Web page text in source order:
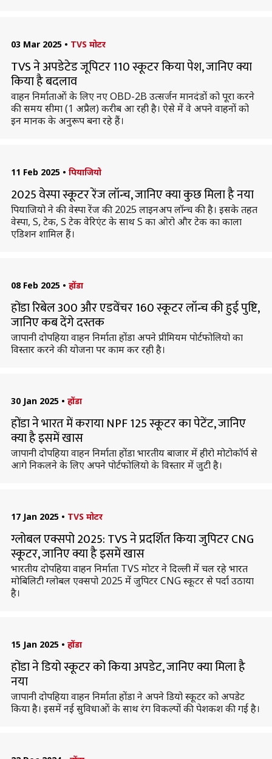
03 Mar 2025 • TVS मोटर
TVS ने अपडेटेड जूपिटर 110 स्कूटर किया पेश, जानिए क्या
किया है बदलाव
वाहन निर्माताओं के लिए नए OBD-2B उत्सर्जन मानदंडों को पूरा करने
की समय सीमा (1 अप्रैल) करीब आ रही है। ऐसे में वे अपने वाहनों को
इन मानक के अनुरूप बना रहे हैं।
11 Feb 2025 • पियाजियो
2025 वेस्पा स्कूटर रेंज लॉन्च, जानिए क्या कुछ मिला है नया
पियाजियो ने की वेस्पा रेंज की 2025 लाइनअप लॉन्च की है। इसके तहत
वेस्पा, S, टेक, S टेक वेरिएंट के साथ S का ओरो और टेक का काला
एडिशन शामिल हैं।
08 Feb 2025 • होंडा
होंडा रिबेल 300 और एडवेंचर 160 स्कूटर लॉन्च की हुई पुष्टि,
जानिए कब देंगे दस्तक
जापानी दोपहिया वाहन निर्माता होंडा अपने प्रीमियम पोर्टफोलियो का
विस्तार करने की योजना पर काम कर रही है।
30 Jan 2025 • होंडा
होंडा ने भारत में कराया NPF 125 स्कूटर का पेटेंट, जानिए
क्या है इसमें खास
जापानी दोपहिया वाहन निर्माता होंडा भारतीय बाजार में हीरो मोटोकॉर्प से
आगे निकलने के लिए अपने पोर्टफोलियो के विस्तार में जुटी है।
17 Jan 2025 • TVS मोटर
ग्लोबल एक्सपो 2025: TVS ने प्रदर्शित किया जुपिटर CNG
स्कूटर, जानिए क्या है इसमें खास
भारतीय दोपहिया वाहन निर्माता TVS मोटर ने दिल्ली में चल रहे भारत
मोबिलिटी ग्लोबल एक्सपो 2025 में जुपिटर CNG स्कूटर से पर्दा उठाया
है।
15 Jan 2025 • होंडा
होंडा ने डियो स्कूटर को किया अपडेट, जानिए क्या मिला है
नया
जापानी दोपहिया वाहन निर्माता होंडा ने अपने डियो स्कूटर को अपडेट
किया है। इसमें नई सुविधाओं के साथ रंग विकल्पों की पेशकश की गई है।